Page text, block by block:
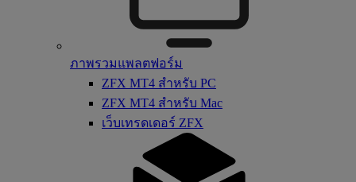
ภาพรวมแพลตฟอร์ม
ZFX MT4 สำหรับ PC
ZFX MT4 สำหรับ Mac
เว็บเทรดเดอร์ ZFX